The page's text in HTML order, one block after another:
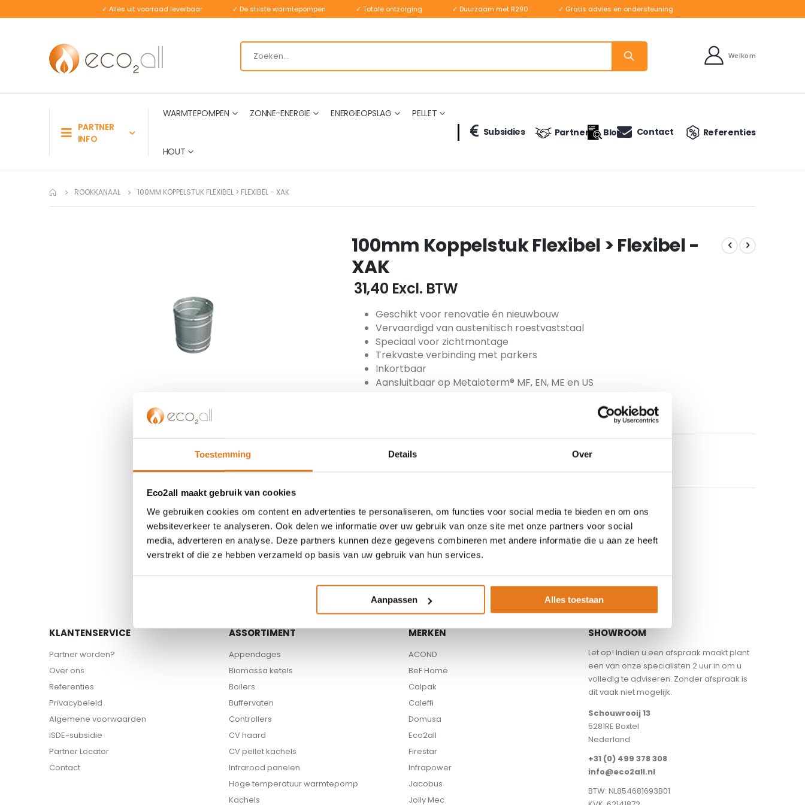
Toestemming Details Over
Eco2all maakt gebruik van cookies
We gebruiken cookies om content en advertenties te personaliseren, om functies voor social media te bieden en om ons
websiteverkeer te analyseren. Ook delen we informatie over uw gebruik van onze site met onze partners voor social
media, adverteren en analyse. Deze partners kunnen deze gegevens combineren met andere informatie die u aan ze heeft
verstrekt of die ze hebben verzameld op basis van uw gebruik van hun services.
Aanpassen Alles toestaan
✓ Alles uit voorraad leverbaar ✓ De stilste warmtepompen ✓ Totale ontzorging ✓ Duurzaam met R290 ✓ Gratis advies en ondersteuning
Welkom
PARTNER
INFO
WARMTEPOMPEN ZONNE-ENERGIE ENERGIEOPSLAG PELLET
HOUT
Subsidies Partners Blog Contact Referenties
ROOKKANAAL 100MM KOPPELSTUK FLEXIBEL > FLEXIBEL - XAK
100mm Koppelstuk Flexibel > Flexibel -
XAK
€ 31,40 Excl. BTW
Geschikt voor renovatie én nieuwbouw
Vervaardigd van austenitisch roestvaststaal
Speciaal voor zichtmontage
Trekvaste verbinding met parkers
Inkortbaar
Aansluitbaar op Metaloterm® MF, EN, ME en US
Beschikbare partners
KLANTENSERVICE
Partner worden?
Over ons
Referenties
Privacybeleid
Algemene voorwaarden
ISDE-subsidie
Partner Locator
Contact
ASSORTIMENT
Appendages
Biomassa ketels
Boilers
Buffervaten
Controllers
CV haard
CV pellet kachels
Infrarood panelen
Hoge temperatuur warmtepomp
Kachels
MERKEN
ACOND
BeF Home
Calpak
Caleffi
Domusa
Eco2all
Firestar
Infrapower
Jacobus
Jolly Mec
SHOWROOM
Let op! Indien u een afspraak maakt plant
een van onze specialisten 2 uur in om u
volledig te adviseren. Zonder afspraak is
dit vaak niet mogelijk.
Schouwrooij 13
5281RE Boxtel
Nederland
+31 (0) 499 378 308
info@eco2all.nl
BTW: NL854681693B01